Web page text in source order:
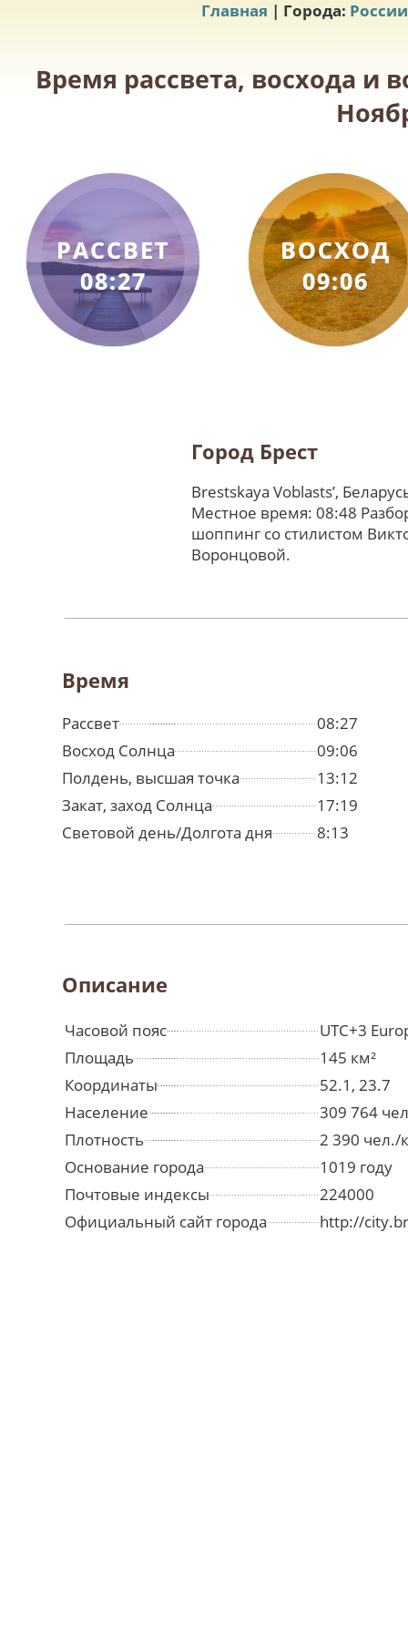
Главная | Города: России
Время рассвета, восхода и
РАССВЕТ
08:27
ВОСХОД
09:06
Город Брест
Brestskaya Voblastsʼ,
Местное время: 08:48
шоппинг со стилистом
Воронцовой.
Время
Рассвет
08:27
Восход Солнца
09:06
Полдень, высшая точка
13:12
Закат, заход Солнца
17:19
Световой день/Долгота дня
8:13
Описание
Часовой пояс
UTC+3
Площадь
145 км²
Координаты
52.1, 23.7
Население
309 764
Плотность
2 390 чел./
Основание города
1019 году
Почтовые индексы
224000
Официальный сайт города
http://